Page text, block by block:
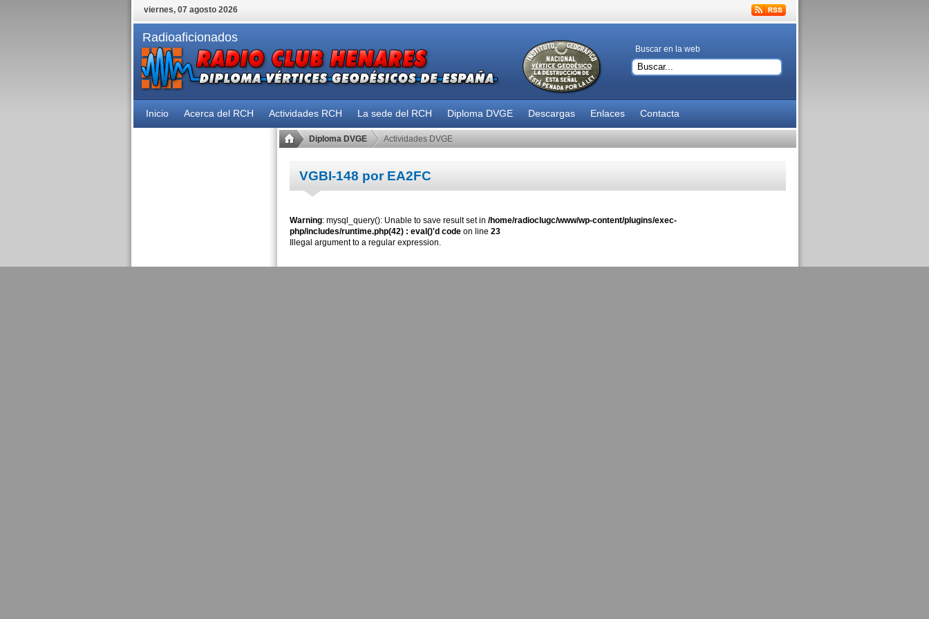
viernes, 07 agosto 2026
Radioaficionados
Buscar en la web
Inicio Acerca del RCH Actividades RCH La sede del RCH Diploma DVGE Descargas Enlaces Contacta
Diploma DVGE Actividades DVGE
VGBI-148 por EA2FC
Warning: mysql_query(): Unable to save result set in /home/radioclugc/www/wp-content/plugins/exec-
php/includes/runtime.php(42) : eval()'d codeon line 23
Illegal argument to a regular expression.